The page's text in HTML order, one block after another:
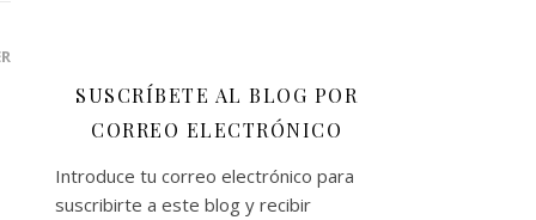
SUSCRÍBETE AL BLOG POR
CORREO ELECTRÓNICO
Introduce tu correo electrónico para
suscribirte a este blog y recibir